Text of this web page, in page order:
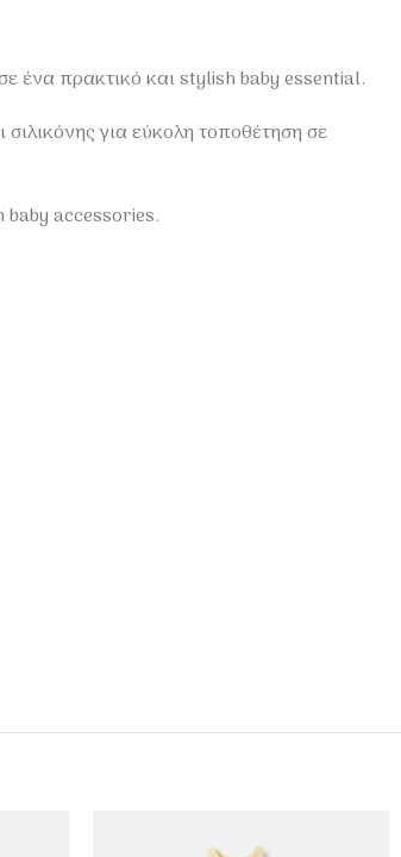
ένα πρακτικό και stylish baby essential.
για εύκολη τοποθέτηση σε
baby accessories.